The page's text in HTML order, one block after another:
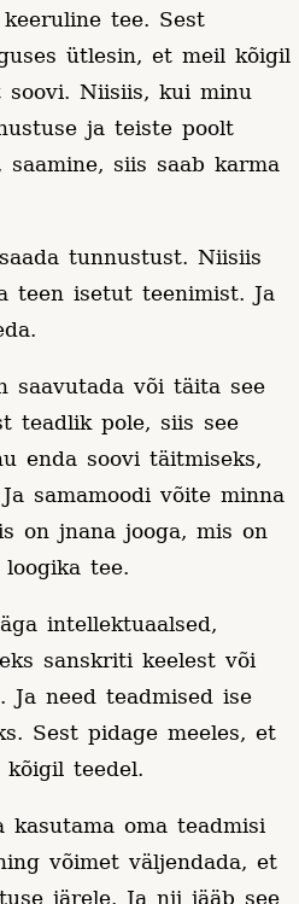
tee. Sest
ütlesin, et meil kõigil
Niisiis, kui minu
ja teiste poolt
saamine, siis saab karma
tunnustust. Niisiis
teen isetut teenimist. Ja
saavutada või täita see
teadlik pole, siis see
enda soovi täitmiseks,
samamoodi võite minna
on jnana jooga, mis on
tee.
intellektuaalsed,
sanskriti keelest või
need teadmised ise
Sest pidage meeles, et
teedel.
oma teadmisi
võimet väljendada, et